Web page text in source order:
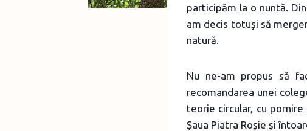
participăm la o nuntă.
am decis totuși să
natură.
Nu ne-am propus să
recomandarea unei
teorie circular, cu pornire
Șaua Piatra Roșie și